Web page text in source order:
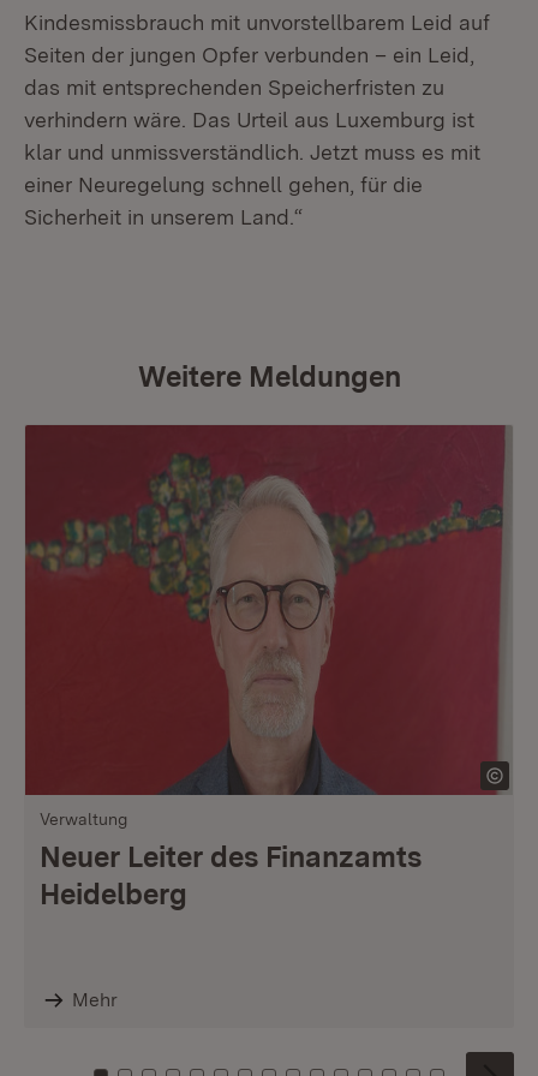
Kindesmissbrauch mit unvorstellbarem Leid auf
Seiten der jungen Opfer verbunden – ein Leid,
das mit entsprechenden Speicherfristen zu
verhindern wäre. Das Urteil aus Luxemburg ist
klar und unmissverständlich. Jetzt muss es mit
einer Neuregelung schnell gehen, für die
Sicherheit in unserem Land.“
Weitere Meldungen
Verwaltung
Neuer Leiter des Finanzamts
Heidelberg
Mehr